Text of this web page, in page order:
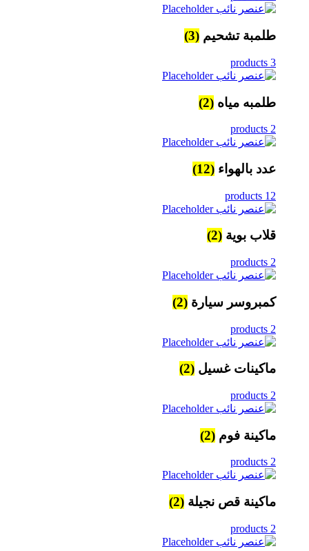
طلمبة تشحيم (3)
3 products
طلمبه مياه (2)
2 products
عدد بالهواء (12)
12 products
قلاب بوية (2)
2 products
كمبروسر سيارة (2)
2 products
ماكينات غسيل (2)
2 products
ماكينة فوم (2)
2 products
ماكينة قص نجيلة (2)
2 products